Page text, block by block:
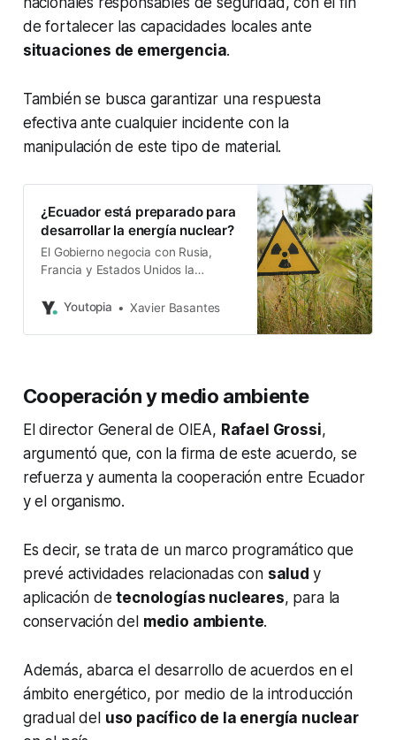
de fortalecer las capacidades locales ante
situaciones de emergencia.
También se busca garantizar una respuesta
efectiva ante cualquier incidente con la
manipulación de este tipo de material.
¿Ecuador está preparado para
desarrollar la energía nuclear?
El Gobierno negocia con Rusia,
Francia y Estados Unidos la
riesgo sísmico de Ecuador
Youtopia Xavier Basantes
Cooperación y medio ambiente
El director General de OIEA, Rafael Grossi,
argumentó que, con la firma de este acuerdo, se
refuerza y aumenta la cooperación entre Ecuador
y el organismo.
Es decir, se trata de un marco programático que
prevé actividades relacionadas con salud y
aplicación detecnologías nucleares, para la
conservación del medio ambiente.
Además, abarca el desarrollo de acuerdos en el
ámbito energético, por medio de la introducción
gradual del uso pacífico de la energía nuclear